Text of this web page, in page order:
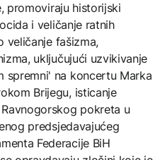
promoviraju historijski
i veličanje ratnih
veličanje fašizma,
uključujući uzvikivanje
spremni' na koncertu Marka
Brijegu, isticanje
pokreta u
predsjedavajućeg
Federacije BiH